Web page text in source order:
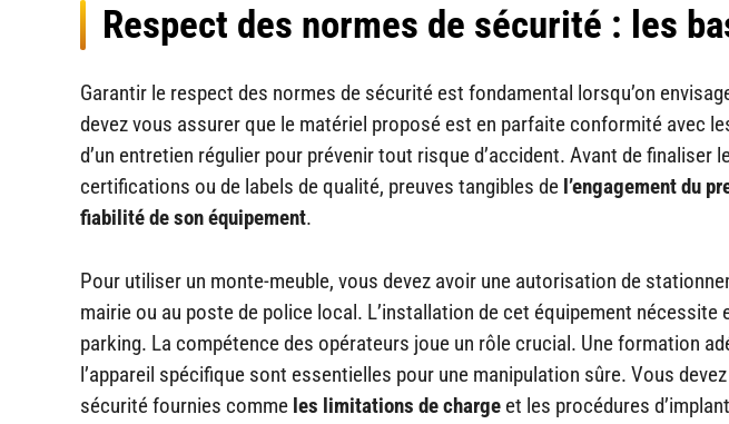
Respect des normes de sécurité : les
Garantir le respect des normes de sécurité est fondamental lorsqu’on
devez vous assurer que le matériel proposé est en parfaite conformité avec
d’un entretien régulier pour prévenir tout risque d’accident. Avant de finaliser
certifications ou de labels de qualité, preuves tangibles de l’engagement du
fiabilité de son équipement.
Pour utiliser un monte-meuble, vous devez avoir une autorisation de
mairie ou au poste de police local. L’installation de cet équipement nécessite
parking. La compétence des opérateurs joue un rôle crucial. Une formation
l’appareil spécifique sont essentielles pour une manipulation sûre. Vous
sécurité fournies comme les limitations de charge et les procédures